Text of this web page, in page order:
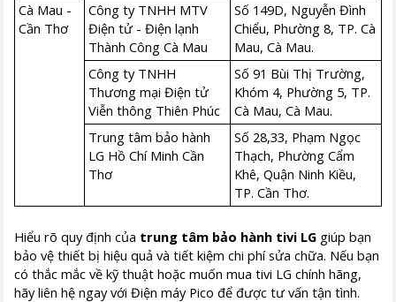
Cà Mau -
Cần Thơ
Công ty TNHH MTV
Điện tử - Điện lạnh
Thành Công Cà Mau
Số 149D, Nguyễn Đình
Chiểu, Phường 8, TP. Cà
Mau, Cà Mau.
Công ty TNHH
Thương mại Điện tử
Viễn thông Thiên Phúc
Số 91 Bùi Thị Trường,
Khóm 4, Phường 5, TP.
Cà Mau, Cà Mau.
Trung tâm bảo hành
LG Hồ Chí Minh Cần
Thơ
Số 28,33, Phạm Ngọc
Thạch, Phường Cẩm
Khê, Quận Ninh Kiều,
TP. Cần Thơ.
Hiểu rõ quy định của trung tâm bảo hành tivi LG giúp bạn
bảo vệ thiết bị hiệu quả và tiết kiệm chi phí sửa chữa. Nếu bạn
có thắc mắc về kỹ thuật hoặc muốn mua tivi LG chính hãng,
hãy liên hệ ngay với Điện máy Pico để được tư vấn tận tình.